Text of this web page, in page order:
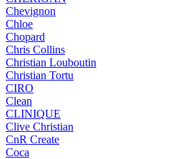
Chevignon
Chloe
Chopard
Chris Collins
Christian Louboutin
Christian Tortu
CIRO
Clean
CLINIQUE
Clive Christian
CnR Create
Coca